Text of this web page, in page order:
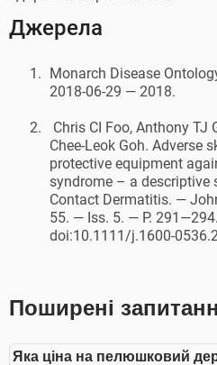
Джерела
Monarch Disease
2018-06-29 — 2018.
Chris CI Foo, Anthony TJ
Chee-Leok Goh. Adverse
protective equipment
syndrome – a descriptive
Contact Dermatitis. —
55. — Iss. 5. — P.
doi:10.1111/j.1600-
Поширені
Яка ціна на пелюшковий